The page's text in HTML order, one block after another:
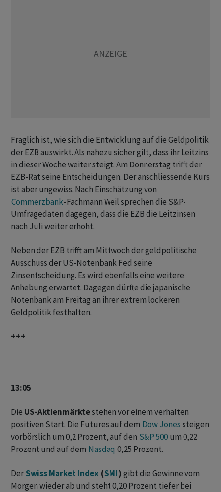
Fraglich ist, wie sich die Entwicklung auf die Geldpolitik
der EZB auswirkt. Als nahezu sicher gilt, dass ihr Leitzins
in dieser Woche weiter steigt. Am Donnerstag trifft der
EZB-Rat seine Entscheidungen. Der anschliessende Kurs
ist aber ungewiss. Nach Einschätzung von
Commerzbank-Fachmann Weil sprechen die S&P-
Umfragedaten dagegen, dass die EZB die Leitzinsen
nach Juli weiter erhöht.
Neben der EZB trifft am Mittwoch der geldpolitische
Ausschuss der US-Notenbank Fed seine
Zinsentscheidung. Es wird ebenfalls eine weitere
Anhebung erwartet. Dagegen dürfte die japanische
Notenbank am Freitag an ihrer extrem lockeren
Geldpolitik festhalten.
+++
13:05
Die US-Aktienmärktestehen vor einem verhalten
positiven Start. Die Futures auf dem Dow Jones steigen
vorbörslich um 0,2 Prozent, auf den S&P 500 um 0,22
Prozent und auf dem Nasdaq 0,25 Prozent.
Der Swiss Market Index (SMI)gibt die Gewinne vom
Morgen wieder ab und steht 0,20 Prozent tiefer bei